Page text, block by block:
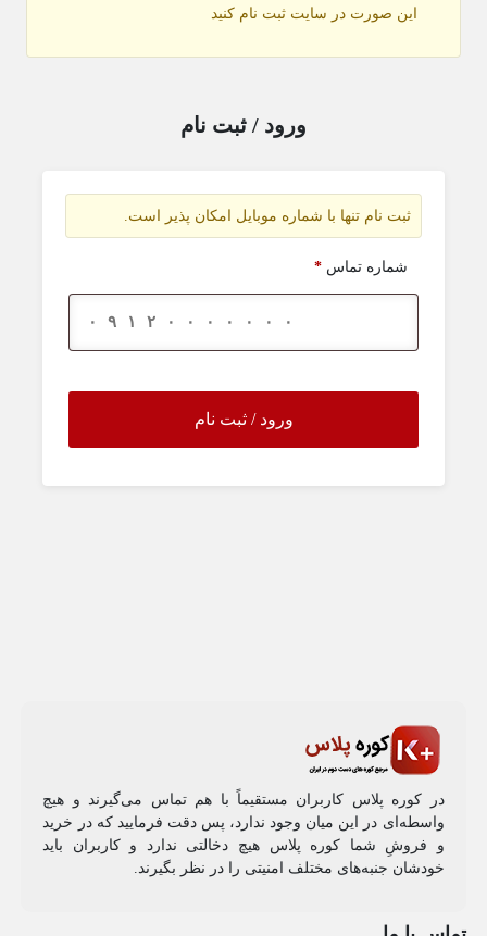
این صورت در سایت ثبت نام کنید
ورود / ثبت نام
ثبت نام تنها با شماره موبایل امکان پذیر است.
شماره تماس *
ورود / ثبت نام
در کوره پلاس کاربران مستقیماً با هم تماس می‌گیرند و هیچ
واسطه‌ای در این میان وجود ندارد، پس دقت فرمایید که در خرید
و فروشِ شما کوره پلاس هیچ دخالتی ندارد و کاربران باید
خودشان جنبه‌های مختلف امنیتی را در نظر بگیرند.